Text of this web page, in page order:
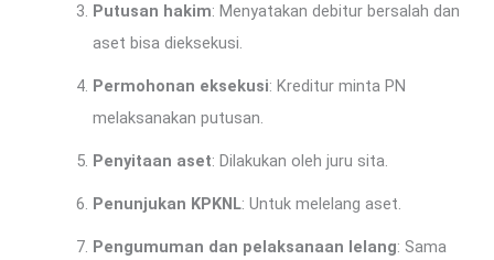
Putusan hakim: Menyatakan debitur bersalah dan
aset bisa dieksekusi.
Permohonan eksekusi: Kreditur minta PN
melaksanakan putusan.
Penyitaan aset: Dilakukan oleh juru sita.
Penunjukan KPKNL: Untuk melelang aset.
Pengumuman dan pelaksanaan lelang: Sama